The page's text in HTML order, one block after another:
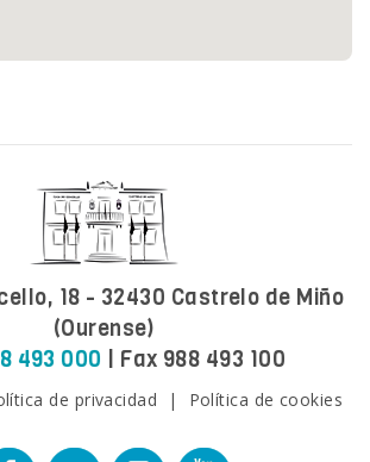
18 - 32430 Castrelo de Miño
(Ourense)
493 000 | Fax 988 493 100
de privacidad | Política de cookies